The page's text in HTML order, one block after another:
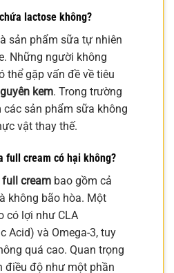
lactose không?
sản phẩm sữa tự nhiên
Những người không
thể gặp vấn đề về tiêu
kem. Trong trường
các sản phẩm sữa không
vật thay thế.
full cream có hại không?
cream bao gồm cả
không bão hòa. Một
có lợi như CLA
Acid) và Omega-3, tuy
quá cao. Quan trọng
điều độ như một phần